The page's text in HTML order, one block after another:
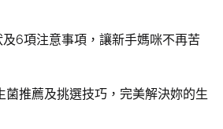
及6項注意事項，讓新手媽咪不再苦
菌推薦及挑選技巧，完美解決妳的生